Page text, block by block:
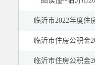
临沂市2022年度
临沂市住房公积金
临沂市住房公积金